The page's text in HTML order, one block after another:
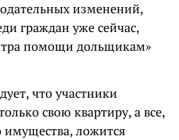
изменений,
граждан уже сейчас,
помощи дольщикам»
что участники
свою квартиру, а все,
имущества, ложится